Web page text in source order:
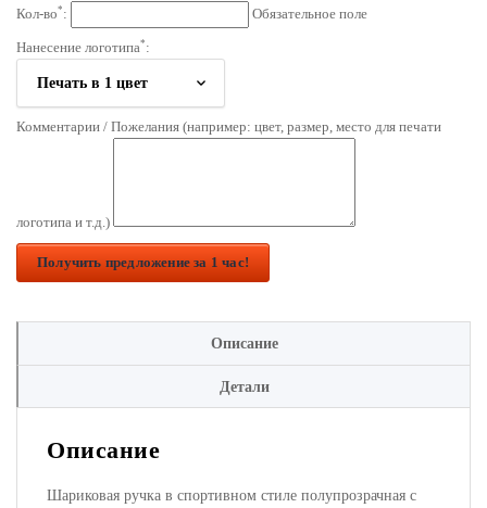
Кол-во* : Обязательное поле
Нанесение логотипа* :
Комментарии / Пожелания (например: цвет, размер, место для печати
логотипа и т.д.)
Получить предложение за 1 час!
Описание
Детали
Описание
Шариковая ручка в спортивном стиле полупрозрачная c